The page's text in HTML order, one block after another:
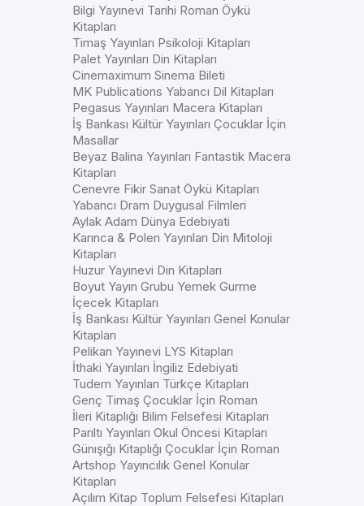
Bilgi Yayınevi Tarihi Roman Öykü
Kitapları
Timaş Yayınları Psikoloji Kitapları
Palet Yayınları Din Kitapları
Cinemaximum Sinema Bileti
MK Publications Yabancı Dil Kitapları
Pegasus Yayınları Macera Kitapları
İş Bankası Kültür Yayınları Çocuklar İçin
Masallar
Beyaz Balina Yayınları Fantastik Macera
Kitapları
Cenevre Fikir Sanat Öykü Kitapları
Yabancı Dram Duygusal Filmleri
Aylak Adam Dünya Edebiyati
Karınca & Polen Yayınları Din Mitoloji
Kitapları
Huzur Yayınevi Din Kitapları
Boyut Yayın Grubu Yemek Gurme
İçecek Kitapları
İş Bankası Kültür Yayınları Genel Konular
Kitapları
Pelikan Yayınevi LYS Kitapları
İthaki Yayınları İngiliz Edebiyati
Tudem Yayınları Türkçe Kitapları
Genç Timaş Çocuklar İçin Roman
İleri Kitaplığı Bilim Felsefesi Kitapları
Parıltı Yayınları Okul Öncesi Kitapları
Günışığı Kitaplığı Çocuklar İçin Roman
Artshop Yayıncılık Genel Konular
Kitapları
Açılım Kitap Toplum Felsefesi Kitapları